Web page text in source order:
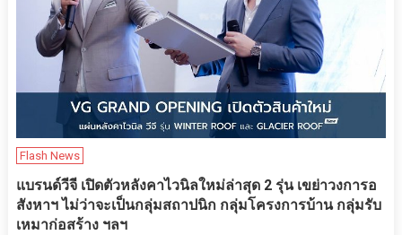
Flash News
แบรนด์วีจี เปิดตัวหลังคาไวนิลใหม่ล่าสุด 2 รุ่น เขย่าวงการอ
สังหาฯ ไม่ว่าจะเป็นกลุ่มสถาปนิก กลุ่มโครงการบ้าน กลุ่มรับ
เหมาก่อสร้าง ฯลฯ